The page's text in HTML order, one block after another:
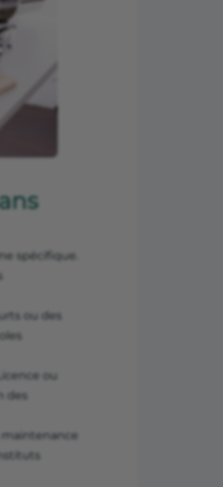
spécifique.
ou des
ou
des
maintenance